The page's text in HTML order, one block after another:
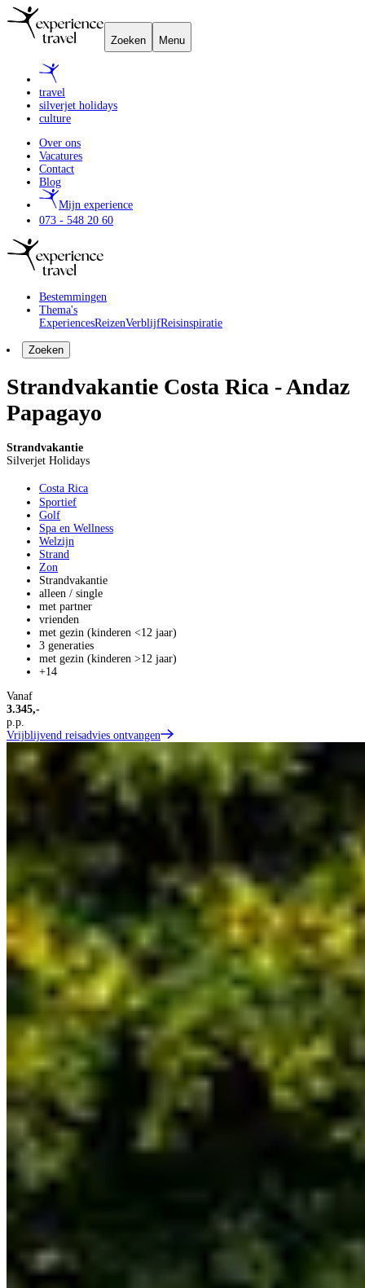
Zoeken Menu
travel
silverjet holidays
culture
Over ons
Vacatures
Contact
Blog
Mijn experience
073 - 548 20 60
Bestemmingen
Thema's
ExperiencesReizenVerblijfReisinspiratie
Zoeken
Strandvakantie Costa Rica - Andaz
Papagayo
Strandvakantie
Silverjet Holidays
Costa Rica
Sportief
Golf
Spa en Wellness
Welzijn
Strand
Zon
Strandvakantie
alleen / single
met partner
vrienden
met gezin (kinderen <12 jaar)
3 generaties
met gezin (kinderen >12 jaar)
+14
Vanaf
3.345,-
p.p.
Vrijblijvend reisadvies ontvangen